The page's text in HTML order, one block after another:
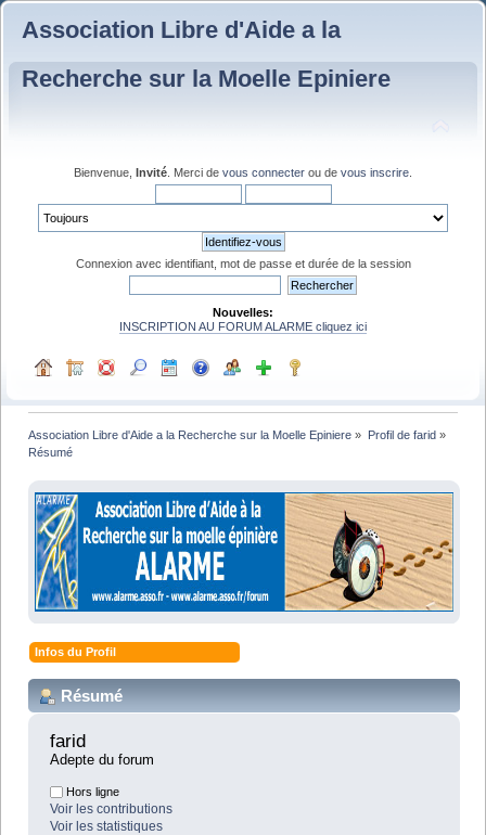
Association Libre d'Aide a la
Recherche sur la Moelle Epiniere
Bienvenue, Invité . Merci de vous connecter ou de vous inscrire
Connexion avec identifiant, mot de passe et durée de la session
Nouvelles:
INSCRIPTION AU FORUM ALARME cliquez ici
Association Libre d'Aide a la Recherche sur la Moelle Epiniere » Profil de farid»
Résumé
Infos du Profil
Résumé
farid
Adepte du forum
Hors ligne
Voir les contributions
Voir les statistiques